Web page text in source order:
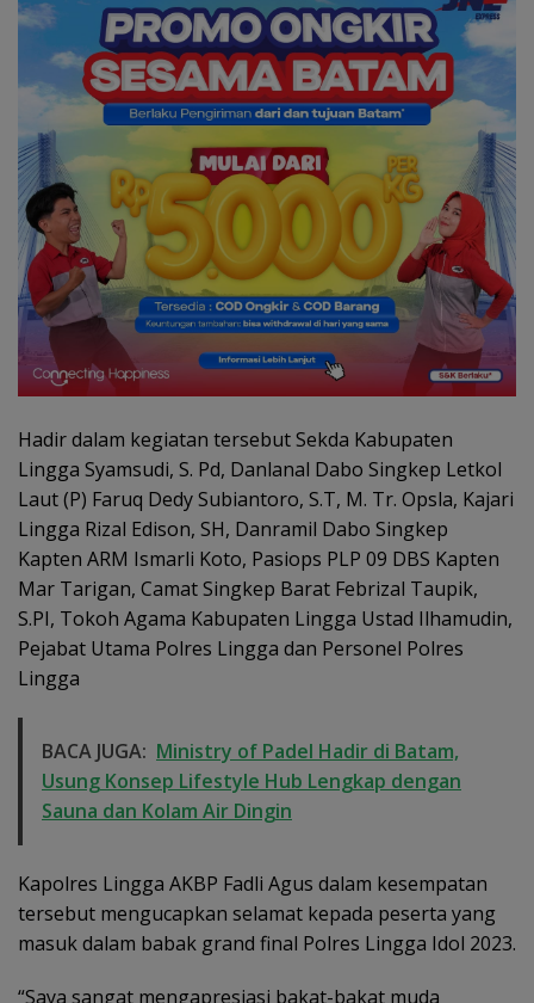
Hadir dalam kegiatan tersebut Sekda Kabupaten
Lingga Syamsudi, S. Pd, Danlanal Dabo Singkep Letkol
Laut (P) Faruq Dedy Subiantoro, S.T, M. Tr. Opsla, Kajari
Lingga Rizal Edison, SH, Danramil Dabo Singkep
Kapten ARM Ismarli Koto, Pasiops PLP 09 DBS Kapten
Mar Tarigan, Camat Singkep Barat Febrizal Taupik,
S.PI, Tokoh Agama Kabupaten Lingga Ustad Ilhamudin,
Pejabat Utama Polres Lingga dan Personel Polres
Lingga
BACA JUGA: Ministry of Padel Hadir di Batam,
Usung Konsep Lifestyle Hub Lengkap dengan
Sauna dan Kolam Air Dingin
Kapolres Lingga AKBP Fadli Agus dalam kesempatan
tersebut mengucapkan selamat kepada peserta yang
masuk dalam babak grand final Polres Lingga Idol 2023.
“Saya sangat mengapresiasi bakat-bakat muda